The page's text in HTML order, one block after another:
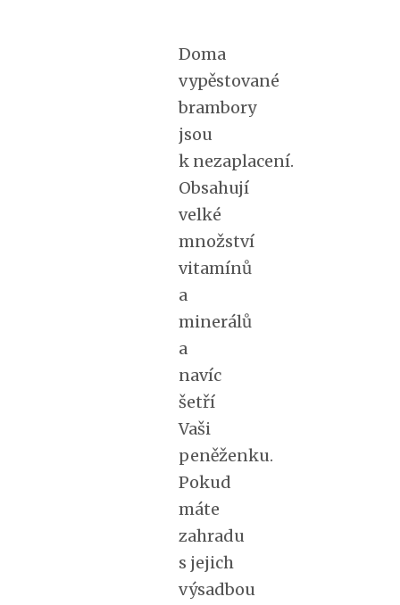
Doma
vypěstované
brambory
jsou
k nezaplacení.
Obsahují
velké
množství
vitamínů
a
minerálů
a
navíc
šetří
Vaši
peněženku.
Pokud
máte
zahradu
s jejich
výsadbou